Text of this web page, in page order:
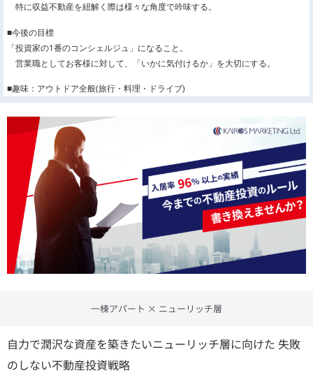
特に収益不動産を紐解く際は様々な角度で吟味する。
■今後の目標
「投資家の1番のコンシェルジュ」になること。
営業職としてお客様に対して、「いかに気付けるか」を大切にする。
■趣味：アウトドア全般(旅行・料理・ドライブ)
一棟アパート × ニューリッチ層
自力で潤沢な資産を築きたいニューリッチ層に向けた 失敗
のしない不動産投資戦略